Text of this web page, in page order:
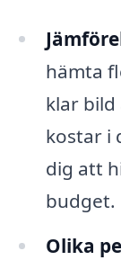
hämta
klar bild
kostar i
dig att
budget.
Olika